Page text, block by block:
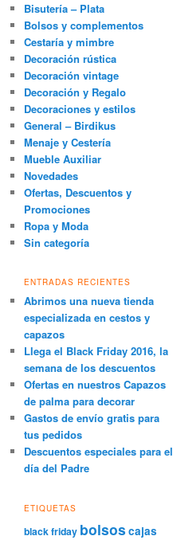
Bisutería – Plata
Bolsos y complementos
Cestaría y mimbre
Decoración rústica
Decoración vintage
Decoración y Regalo
Decoraciones y estilos
General – Birdikus
Menaje y Cestería
Mueble Auxiliar
Novedades
Ofertas, Descuentos y
Promociones
Ropa y Moda
Sin categoría
ENTRADAS RECIENTES
Abrimos una nueva tienda
especializada en cestos y
capazos
Llega el Black Friday 2016, la
semana de los descuentos
Ofertas en nuestros Capazos
de palma para decorar
Gastos de envío gratis para
tus pedidos
Descuentos especiales para el
día del Padre
ETIQUETAS
black friday bolsos cajas